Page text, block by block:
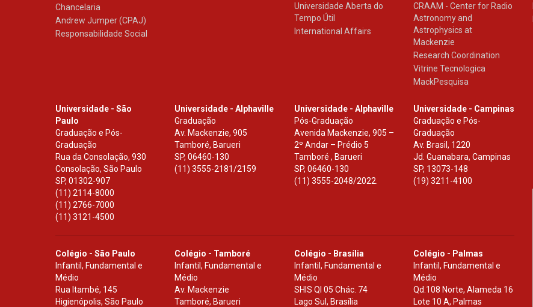
Chancelaria
Andrew Jumper (CPAJ)
Responsabilidade Social
Universidade Aberta do
Tempo Útil
International Affairs
CRAAM - Center for Radio
Astronomy and
Astrophysics at
Mackenzie
Research Coordination
Vitrine Tecnologica
MackPesquisa
Universidade - São
Paulo
Graduação e Pós-
Graduação
Rua da Consolação, 930
Consolação, São Paulo
SP, 01302-907
(11) 2114-8000
(11) 2766-7000
(11) 3121-4500
Universidade - Alphaville
Graduação
Av. Mackenzie, 905
Tamboré, Barueri
SP,06460-130
(11) 3555-2181/2159
Universidade - Alphaville
Pós-Graduação
Avenida Mackenzie, 905 –
2º Andar – Prédio 5
Tamboré , Barueri
SP, 06460-130
(11) 3555-2048/2022.
Universidade - Campinas
Graduação e Pós-
Graduação
Av. Brasil, 1220
Jd. Guanabara, Campinas
SP, 13073-148
(19) 3211-4100
Colégio - São Paulo
Infantil, Fundamental e
Médio
Rua Itambé, 145
Higienópolis, São Paulo
Colégio - Tamboré
Infantil, Fundamental e
Médio
Av. Mackenzie
Tamboré, Barueri
Colégio - Brasília
Infantil, Fundamental e
Médio
SHIS Ql 05 Chác. 74
Lago Sul, Brasília
Colégio - Palmas
Infantil, Fundamental e
Médio
Qd.108 Norte, Alameda 16
Lote 10 A, Palmas